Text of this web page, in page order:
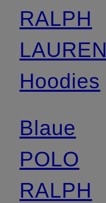
RALPH
LAUREN
Hoodies
Blaue
POLO
RALPH